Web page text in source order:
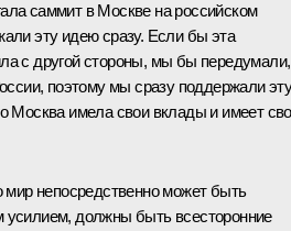
саммит в Москве на российском
эту идею сразу. Если бы эта
с другой стороны, мы бы передумали,
поэтому мы сразу поддержали
Москва имела свои вклады и имеет
мир непосредственно может быть
усилием, должны быть всесторонние